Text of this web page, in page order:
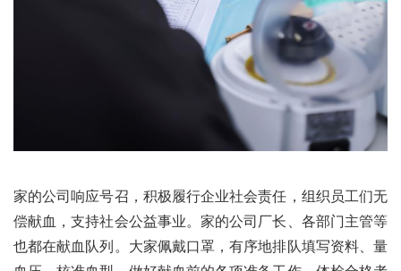
家的公司响应号召，积极履行企业社会责任，组织员工们无
偿献血，支持社会公益事业。家的公司厂长、各部门主管等
也都在献血队列。大家佩戴口罩，有序地排队填写资料、量